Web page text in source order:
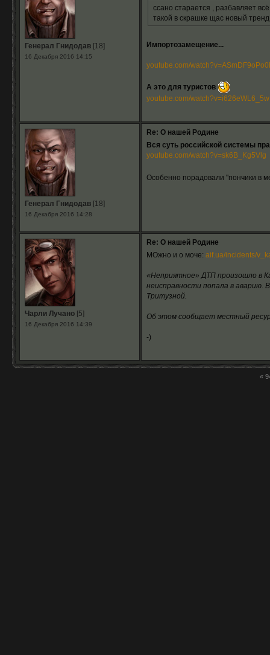
Генерал Гнидодав[18]
16 Декабря 2016 14:15
ссано старается , разбавляет
такой в скрашке щас новый тренд
Импортозамещение...
youtube.com/
А это для туристов
youtube.com/watch?v=i626eWL6_5w
Генерал Гнидодав[18]
16 Декабря 2016 14:28
Re: О нашей Родине
Вся суть российской системы
youtube.com/watch?v=sk6B_Kg5Vlg
Особенно порадовали "пончики в
Чарли Лучано[5]
16 Декабря 2016 14:39
Re: О нашей Родине
МОжно и о моче: aif.ua/incidents/
«Неприятное» ДТП произошло в
неисправности попала в аварию.
Тритузной.
Об этом сообщает местный
-)
«